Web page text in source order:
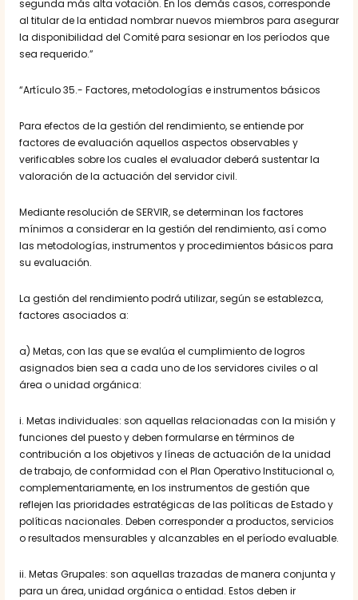
segunda más alta votación. En los demás casos, corresponde
al titular de la entidad nombrar nuevos miembros para asegurar
la disponibilidad del Comité para sesionar en los períodos que
sea requerido.”
“Artículo 35.- Factores, metodologías e instrumentos básicos
Para efectos de la gestión del rendimiento, se entiende por
factores de evaluación aquellos aspectos observables y
verificables sobre los cuales el evaluador deberá sustentar la
valoración de la actuación del servidor civil.
Mediante resolución de SERVIR, se determinan los factores
mínimos a considerar en la gestión del rendimiento, así como
las metodologías, instrumentos y procedimientos básicos para
su evaluación.
La gestión del rendimiento podrá utilizar, según se establezca,
factores asociados a:
a) Metas, con las que se evalúa el cumplimiento de logros
asignados bien sea a cada uno de los servidores civiles o al
área o unidad orgánica:
i. Metas individuales: son aquellas relacionadas con la misión y
funciones del puesto y deben formularse en términos de
contribución a los objetivos y líneas de actuación de la unidad
de trabajo, de conformidad con el Plan Operativo Institucional o,
complementariamente, en los instrumentos de gestión que
reflejen las prioridades estratégicas de las políticas de Estado y
políticas nacionales. Deben corresponder a productos, servicios
o resultados mensurables y alcanzables en el período evaluable.
ii. Metas Grupales: son aquellas trazadas de manera conjunta y
para un área, unidad orgánica o entidad. Estos deben ir